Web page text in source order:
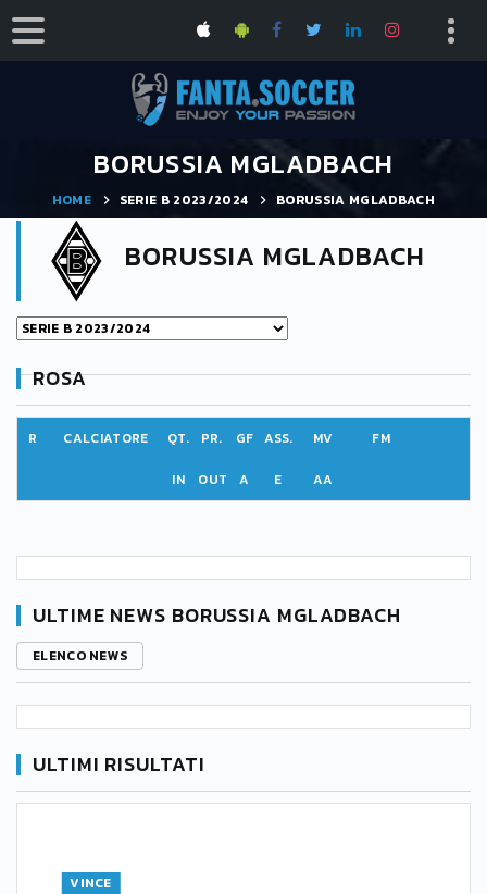
BORUSSIA MGLADBACH
HOME SERIE B 2023/2024 BORUSSIA MGLADBACH
BORUSSIA MGLADBACH
ROSA
R CALCIATORE QT. PR. GF ASS. MV FM
IN OUT A E AA
ULTIME NEWS BORUSSIA MGLADBACH
ELENCO NEWS
ULTIMI RISULTATI
VINCE